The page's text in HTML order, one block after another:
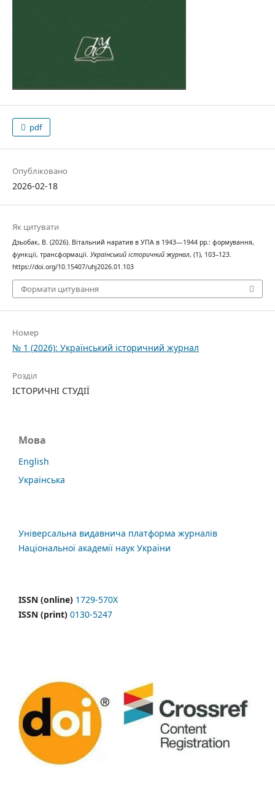
pdf
Опубліковано
2026-02-18
Як цитувати
Дзьобак, В. (2026). Вітальний наратив в УПА в 1943—1944 рр.: формування,
функції, трансформації. Український історичний журнал, (1), 103–123.
https://doi.org/10.15407/uhj2026.01.103
Формати цитування
Номер
№ 1 (2026): Український історичний журнал
Розділ
ІСТОРИЧНІ СТУДІЇ
Мова
English
Українська
Універсальна видавнича платформа журналів
Національної академії наук України
ISSN (online) 1729-570X
ISSN (print) 0130-5247